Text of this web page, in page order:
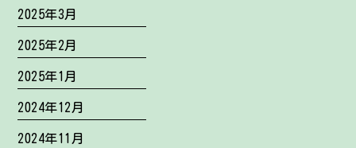
2025年3月
2025年2月
2025年1月
2024年12月
2024年11月